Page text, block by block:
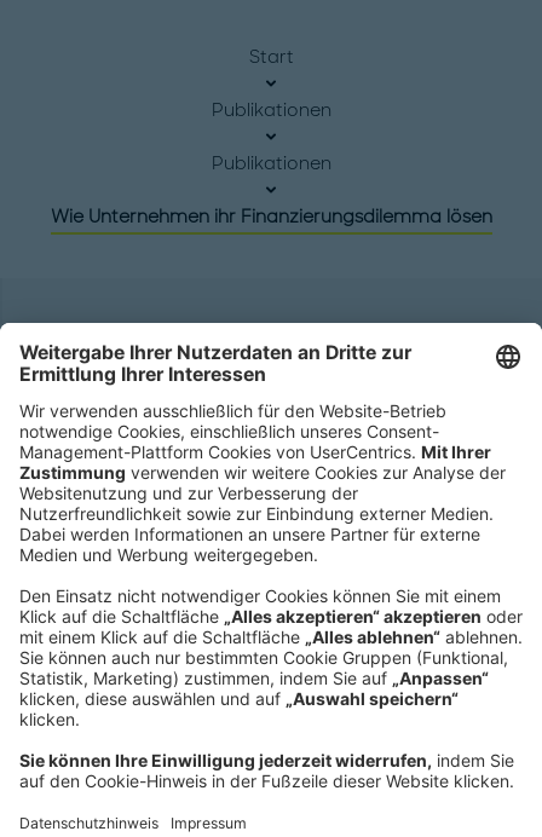
Start
Publikationen
Publikationen
Wie Unternehmen ihr Finanzierungsdilemma lösen
Hauptsitz
Roland Berger GmbH
Sederanger 1
80538 München
Deutschland
Telefon:
+49 89 9230-0
Fax:
+49 89 9230-8202
NEWSROOM
IMPRESSUM
HILFE
DATENSCHUTZ